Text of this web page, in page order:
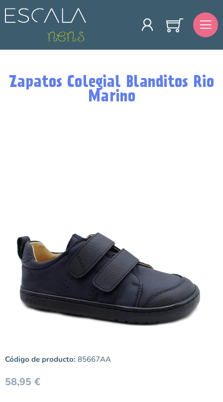
Zapatos Colegial Blanditos Rio
Marino
Código de producto: 85667AA
58,95 €